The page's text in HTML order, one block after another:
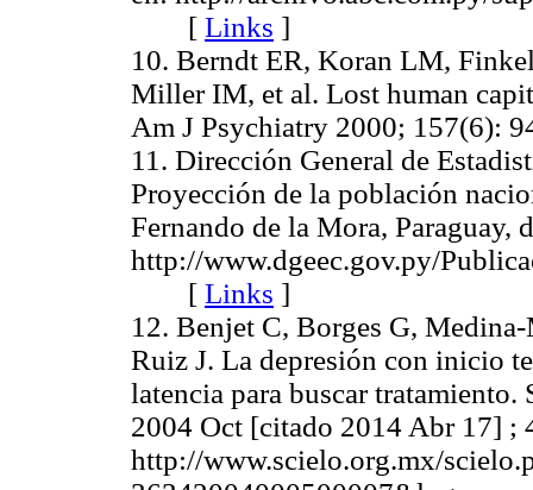
[ Links ]
10. Berndt ER, Koran LM,
Miller IM, et al. Lost human
Am J Psychiatry 2000;
11. Dirección General de
Proyección de la población
Fernando de la Mora,
http://www.dgeec.gov.py/
[ Links ]
12. Benjet C, Borges G,
Ruiz J. La depresión con inicio
latencia para buscar
2004 Oct [citado 2014 Abr 17] ;
http://www.scielo.org.mx/